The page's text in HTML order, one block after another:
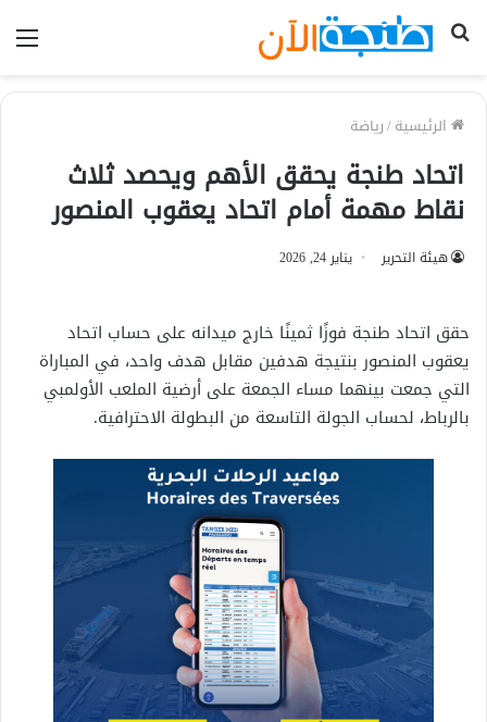
بحث
الرئيسية/رياضة
اتحاد طنجة يحقق الأهم ويحصد ثلاث
نقاط مهمة أمام اتحاد يعقوب المنصور
هيئة التحرير يناير 24, 2026
حقق اتحاد طنجة فوزًا ثمينًا خارج ميدانه على حساب اتحاد
يعقوب المنصور بنتيجة هدفين مقابل هدف واحد، في المباراة
التي جمعت بينهما مساء الجمعة على أرضية الملعب الأولمبي
بالرباط، لحساب الجولة التاسعة من البطولة الاحترافية.